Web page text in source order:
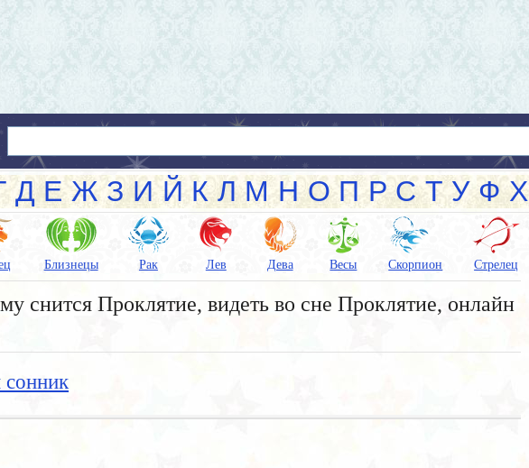
Д Е Ж З И Й К Л М Н О П Р С Т У Ф Х
Близнецы Рак Лев Дева Весы Скорпион Стрелец
снится Проклятие, видеть во сне Проклятие, онлайн